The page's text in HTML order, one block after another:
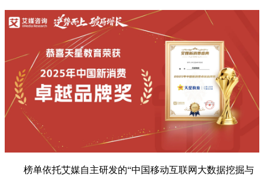
榜单依托艾媒自主研发的“中国移动互联网大数据挖掘与